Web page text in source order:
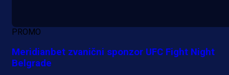
PROMO
Meridianbet zvanični sponzor UFC Fight Night
Belgrade